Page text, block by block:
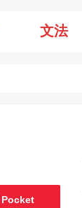
文法
Pocket